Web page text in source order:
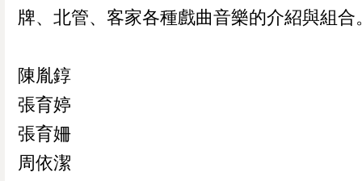
牌、北管、客家各種戲曲音樂的介紹與組合
陳胤錞
張育婷
張育姍
周依潔